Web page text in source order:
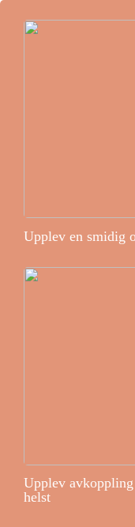
Upplev en smidig
Upplev avkoppling
helst